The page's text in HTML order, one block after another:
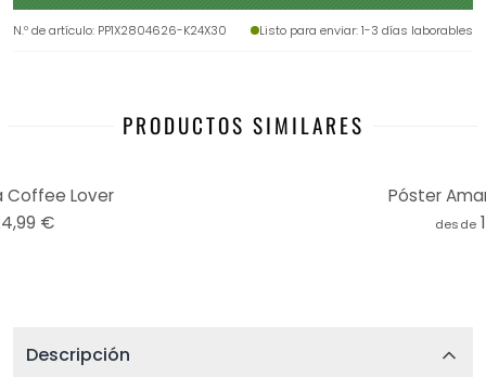
N.º de artículo: PP1X2804626-K24X30 Listo para enviar: 1-3 días laborables
PRODUCTOS SIMILARES
Coffee Lover
€
Póster
desde
Descripción